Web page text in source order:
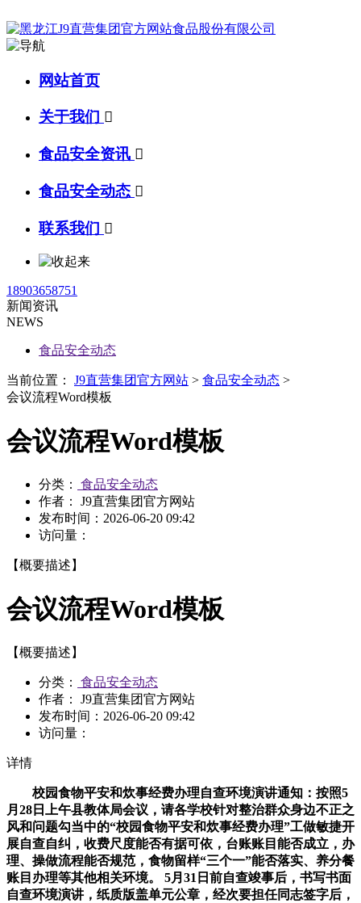
网站首页
关于我们 
食品安全资讯 
食品安全动态 
联系我们 
18903658751
新闻资讯
NEWS
食品安全动态
当前位置： J9直营集团官方网站 > 食品安全动态 >
会议流程Word模板
会议流程Word模板
分类：
食品安全动态
作者： J9直营集团官方网站
发布时间： 2026-06-20 09:42
访问量：
【概要描述】
会议流程Word模板
【概要描述】
分类：
食品安全动态
作者： J9直营集团官方网站
发布时间： 2026-06-20 09:42
访问量：
详情
校园食物平安和炊事经费办理自查环境演讲通知：按照5
月28日上午县教体局会议，请各学校针对整治群众身边不正之
风和问题勾当中的“校园食物平安和炊事经费办理”工做敏捷开
展自查自纠，收费尺度能否有据可依，台账账目能否成立，办
理、操做流程能否规范，食物留样“三个一”能否落实、养分餐
账目办理等其他相关环境。 5月31日前自查竣事后，书写书面
自查环境演讲，纸质版盖单元公章，经次要担任同志签字后，